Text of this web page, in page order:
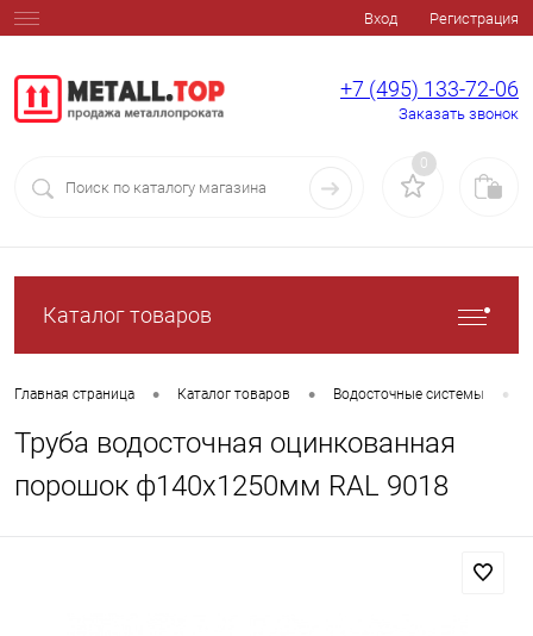
Вход Регистрация
+7 (495) 133-72-06
Заказать звонок
0
Каталог товаров
Главная страница • Каталог товаров • Водосточные системы •
Труба водосточная оцинкованная
порошок ф140х1250мм RAL 9018